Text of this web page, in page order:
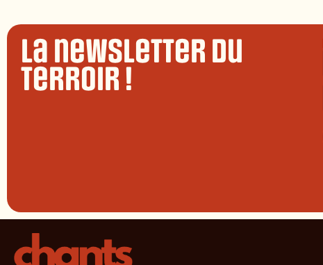
La newsletter du
terroir !